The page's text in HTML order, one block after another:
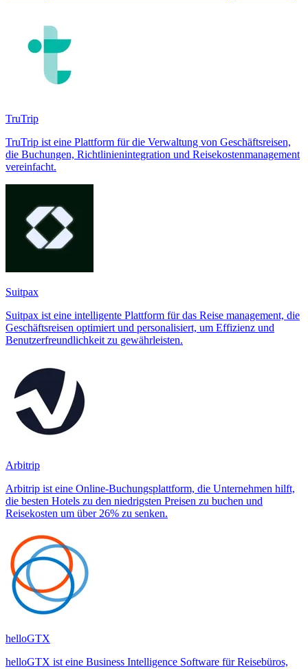
TruTrip
TruTrip ist eine Plattform für die Verwaltung von Geschäftsreisen,
die Buchungen, Richtlinienintegration und Reisekostenmanagement
vereinfacht.
Suitpax
Suitpax ist eine intelligente Plattform für das Reise management, die
Geschäftsreisen optimiert und personalisiert, um Effizienz und
Benutzerfreundlichkeit zu gewährleisten.
Arbitrip
Arbitrip ist eine Online-Buchungsplattform, die Unternehmen hilft,
die besten Hotels zu den niedrigsten Preisen zu buchen und
Reisekosten um über 26% zu senken.
helloGTX
helloGTX ist eine Business Intelligence Software für Reisebüros,